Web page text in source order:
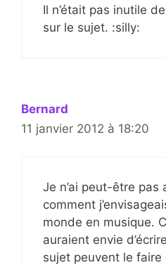
Il n’était pas inutile
sur le sujet. :silly:
Bernard
11 janvier 2012 à 18:20
Je n’ai peut-être pas
comment
monde en musique.
auraient envie
sujet peuvent le faire